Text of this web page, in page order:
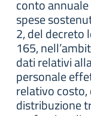
conto
spese
2, del decreto
165,
dati relativi
personale
relativo costo,
distribuzione